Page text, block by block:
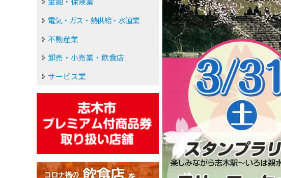
電気・ガス・熱供給・水道業
不動産業
卸売・小売業・飲食店
サービス業